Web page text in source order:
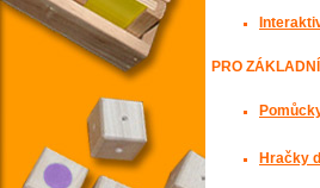
PRO
Hračky